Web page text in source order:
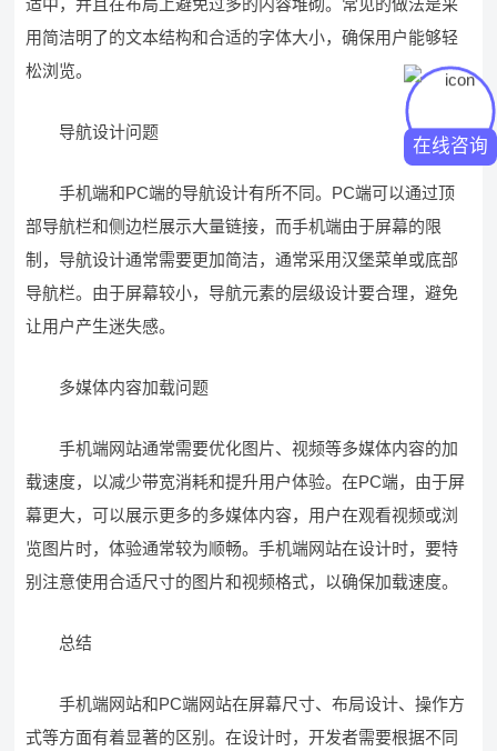
适中，并且在布局上避免过多的内容堆砌。常见的做法是采
用简洁明了的文本结构和合适的字体大小，确保用户能够轻
松浏览。
导航设计问题
手机端和PC端的导航设计有所不同。PC端可以通过顶
部导航栏和侧边栏展示大量链接，而手机端由于屏幕的限
制，导航设计通常需要更加简洁，通常采用汉堡菜单或底部
导航栏。由于屏幕较小，导航元素的层级设计要合理，避免
让用户产生迷失感。
多媒体内容加载问题
手机端网站通常需要优化图片、视频等多媒体内容的加
载速度，以减少带宽消耗和提升用户体验。在PC端，由于屏
幕更大，可以展示更多的多媒体内容，用户在观看视频或浏
览图片时，体验通常较为顺畅。手机端网站在设计时，要特
别注意使用合适尺寸的图片和视频格式，以确保加载速度。
总结
手机端网站和PC端网站在屏幕尺寸、布局设计、操作方
式等方面有着显著的区别。在设计时，开发者需要根据不同
在线咨询